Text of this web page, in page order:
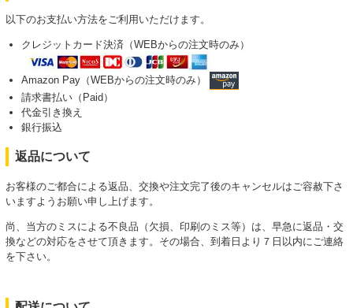
以下のお支払い方法をご利用いただけます。
クレジットカード決済（WEBからの注文時のみ）
Amazon Pay（WEBからの注文時のみ）
請求書払い（Paid）
代金引き換え
銀行振込
返品について
お客様のご都合による返品、交換や注文完了後のキャンセルはご容赦下さ
いますようお願い申し上げます。
尚、当方のミスによる不良品（欠損、印刷のミス等）は、早急に返品・交
換などの対応をさせて頂きます。その場合、到着日より７日以内にご連絡
を下さい。